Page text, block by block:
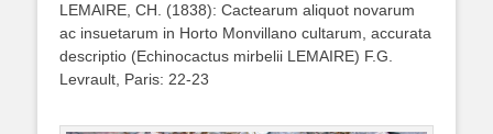
LEMAIRE, CH. (1838): Cactearum aliquot novarum
ac insuetarum in Horto Monvillano cultarum, accurata
descriptio (Echinocactus mirbelii LEMAIRE) F.G.
Levrault, Paris: 22-23